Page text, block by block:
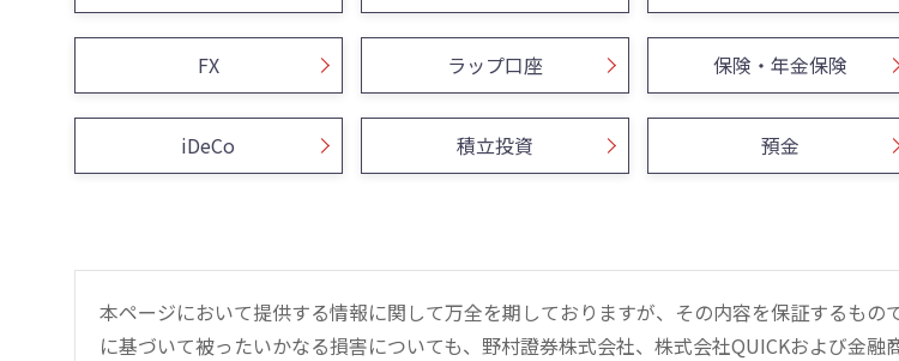
FX ラップ口座 保険・年金保険
iDeCo 積立投資 預金
本ページにおいて提供する情報に関して万全を期しておりますが、その内容を保証するもの
に基づいて被ったいかなる損害についても、野村證券株式会社、株式会社QUICKおよび金融